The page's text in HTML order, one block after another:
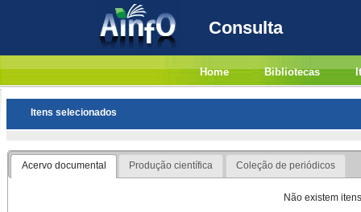
Consulta
Home Bibliotecas
Itens selecionados
Acervo documental Produção científica Coleção de periódicos
Não existem